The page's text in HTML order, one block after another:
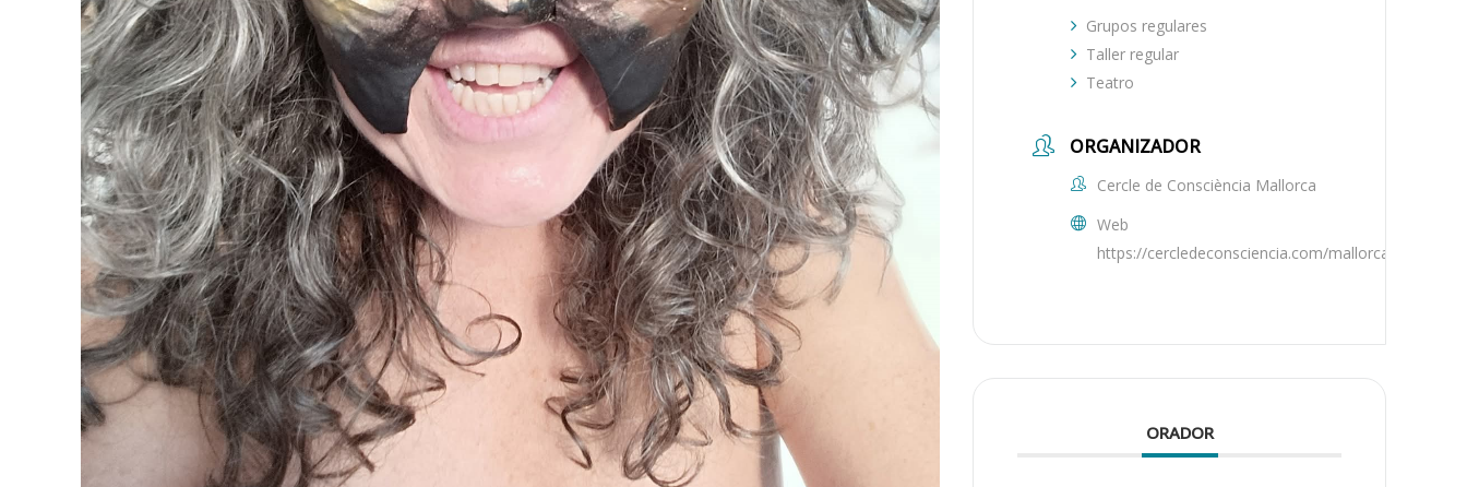
Grupos regulares
Taller regular
Teatro
ORGANIZADOR
Cercle de Consciència Mallorca
Web
https://cercledeconsciencia.com/mallorca/
ORADOR